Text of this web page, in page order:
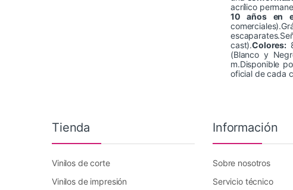
acrílico
10 años en
cast).Colores:
(Blanco y
m.Disponible
oficial de cada
Tienda
Vinilos de corte
Vinilos de impresión
Información
Sobre nosotros
Servicio técnico